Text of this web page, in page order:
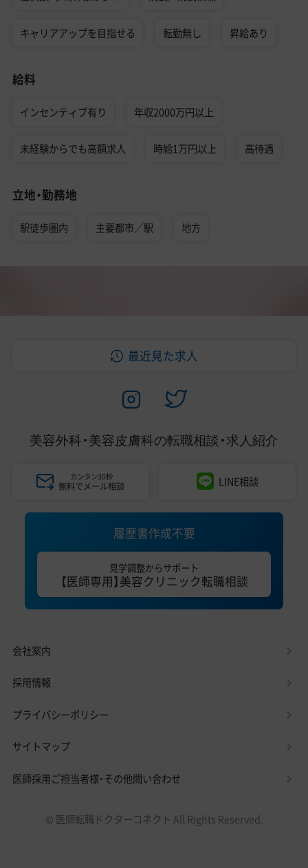
キャリアアップを目指せる 転勤無し 昇給あり
給料
インセンティブ有り 年収2000万円以上
未経験からでも高額求人 時給1万円以上 高待遇
立地・勤務地
駅徒歩圏内 主要都市／駅 地方
最近見た求人
美容外科・美容皮膚科の転職相談・求人紹介
カンタン30秒
無料でメール相談 LINE相談
履歴書作成不要
見学調整からサポート
【医師専用】美容クリニック転職相談
会社案内
採用情報
プライバシーポリシー
サイトマップ
医師採用ご担当者様・その他問い合わせ
© 医師転職ドクターコネクト All Rights Reserved.